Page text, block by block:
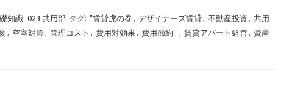
知識 023 共用部 タグ: "賃貸虎の巻 , デザイナーズ賃貸, 不動産投資 , 共用
, 空室対策, 管理コスト , 費用対効果, 費用節約 " , 賃貸アパート経営, 資産